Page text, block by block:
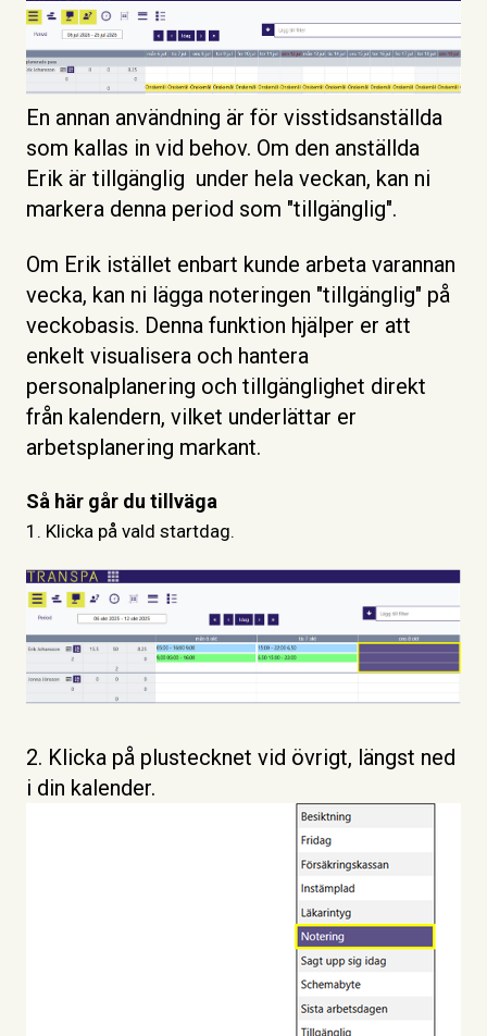
En annan användning är för visstidsanställda
som kallas in vid behov. Om den anställda
Erik är tillgänglig under hela veckan, kan ni
markera denna period som "tillgänglig".
Om Erik istället enbart kunde arbeta varannan
vecka, kan ni lägga noteringen "tillgänglig" på
veckobasis. Denna funktion hjälper er att
enkelt visualisera och hantera
personalplanering och tillgänglighet direkt
från kalendern, vilket underlättar er
arbetsplanering markant.
Så här går du tillväga
1. Klicka på vald startdag.
2. Klicka på plustecknet vid övrigt, längst ned
i din kalender.